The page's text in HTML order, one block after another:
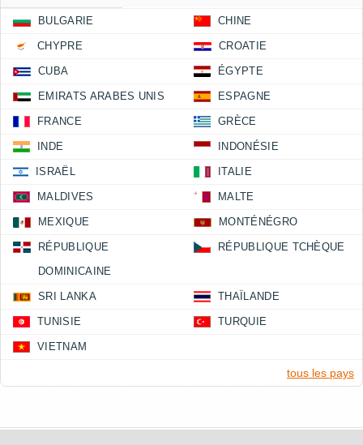
BULGARIE CHINE
CHYPRE CROATIE
CUBA ÉGYPTE
EMIRATS ARABES UNIS ESPAGNE
FRANCE GRÈCE
INDE INDONÉSIE
ISRAËL ITALIE
MALDIVES MALTE
MEXIQUE MONTÉNÉGRO
RÉPUBLIQUE
DOMINICAINE
RÉPUBLIQUE TCHÈQUE
SRI LANKA THAÏLANDE
TUNISIE TURQUIE
VIETNAM
tous les pays